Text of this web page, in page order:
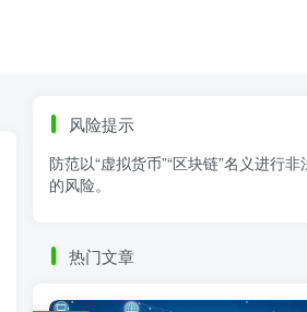
零基础学K线 链上交易
白皮书
火必公告
区块链科普
风险提示
防范以“虚拟货币”“区块链”名义进行非
的风险。
热门文章